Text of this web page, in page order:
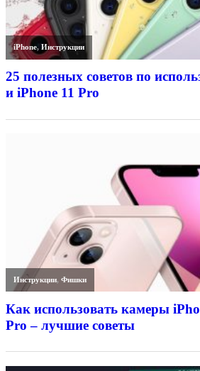
iPhone,Инструкции
25 полезных советов по
и iPhone 11 Pro
Инструкции,Фишки
Как использовать камеры
Pro – лучшие советы